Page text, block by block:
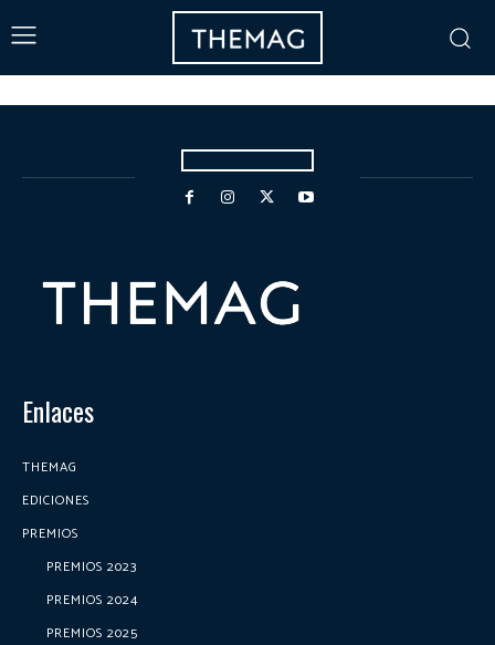
Enlaces
THEMAG
EDICIONES
PREMIOS
PREMIOS 2023
PREMIOS 2024
PREMIOS 2025